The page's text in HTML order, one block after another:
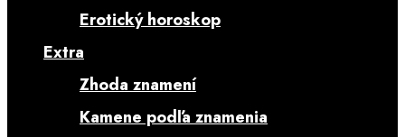
Erotický horoskop
Extra
Zhoda znamení
Kamene podľa znamenia